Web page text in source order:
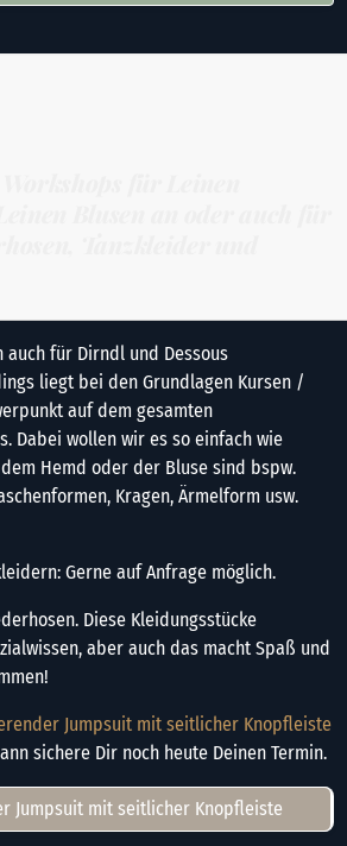
auch für Dirndl und Dessous
liegt bei den Grundlagen Kursen /
auf dem gesamten
Dabei wollen wir es so einfach wie
Hemd oder der Bluse sind bspw.
Kragen, Ärmelform usw.
Gerne auf Anfrage möglich.
Diese Kleidungsstücke
aber auch das macht Spaß und
Jumpsuit mit seitlicher Knopfleiste
sichere Dir noch heute Deinen Termin.
Jumpsuit mit seitlicher Knopfleiste